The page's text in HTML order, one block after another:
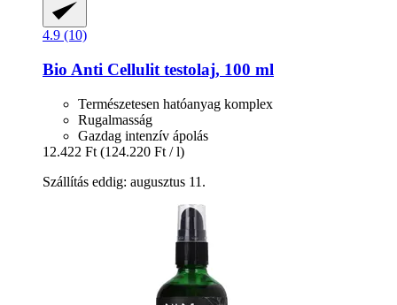
4.9 (10)
Bio Anti Cellulit testolaj, 100 ml
Természetesen hatóanyag komplex
Rugalmasság
Gazdag intenzív ápolás
12.422 Ft (124.220 Ft / l)
Szállítás eddig: augusztus 11.